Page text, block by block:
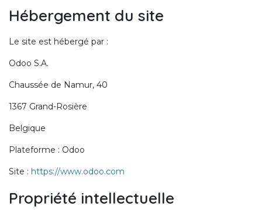
Hébergement du site
Le site est hébergé par :
Odoo S.A.
Chaussée de Namur, 40
1367 Grand-Rosière
Belgique
Plateforme : Odoo
Site : https://www.odoo.com
Propriété intellectuelle